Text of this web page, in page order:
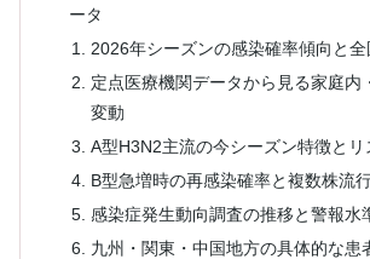
ータ
2026年シーズンの感染確率傾向と全
定点医療機関データから見る家庭内
変動
A型H3N2主流の今シーズン特徴とリ
B型急増時の再感染確率と複数株流
感染症発生動向調査の推移と警報水
九州・関東・中国地方の具体的な患